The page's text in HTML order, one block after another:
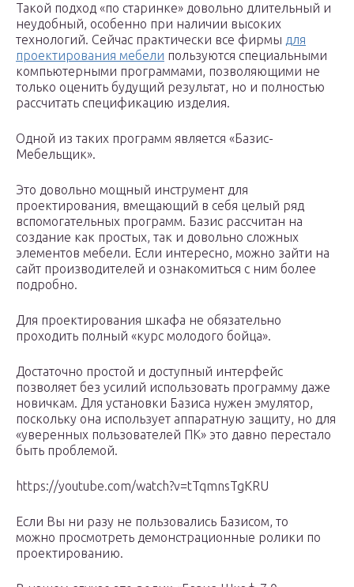
Такой подход «по старинке» довольно длительный и
неудобный, особенно при наличии высоких
технологий. Сейчас практически все фирмы для
проектирования мебели пользуются специальными
компьютерными программами, позволяющими не
только оценить будущий результат, но и полностью
рассчитать спецификацию изделия.
Одной из таких программ является «Базис-
Мебельщик».
Это довольно мощный инструмент для
проектирования, вмещающий в себя целый ряд
вспомогательных программ. Базис рассчитан на
создание как простых, так и довольно сложных
элементов мебели. Если интересно, можно зайти на
сайт производителей и ознакомиться с ним более
подробно.
Для проектирования шкафа не обязательно
проходить полный «курс молодого бойца».
Достаточно простой и доступный интерфейс
позволяет без усилий использовать программу даже
новичкам. Для установки Базиса нужен эмулятор,
поскольку она использует аппаратную защиту, но для
«уверенных пользователей ПК» это давно перестало
быть проблемой.
https://youtube.com/watch?v=tTqmnsTgKRU
Если Вы ни разу не пользовались Базисом, то
можно просмотреть демонстрационные ролики по
проектированию.